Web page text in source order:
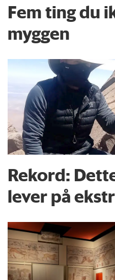
Fem ting du
myggen
Rekord:
lever på